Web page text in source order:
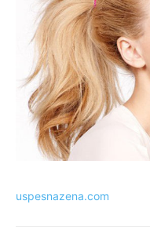
uspesnazena.com